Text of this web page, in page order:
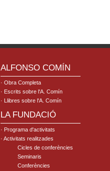
ALFONSO COMÍN
· Obra Completa
· Escrits sobre l'A. Comín
· Llibres sobre l'A. Comín
LA FUNDACIÓ
· Programa d'activitats
· Activitats realitzades
Cicles de conferències
Seminaris
Conferències